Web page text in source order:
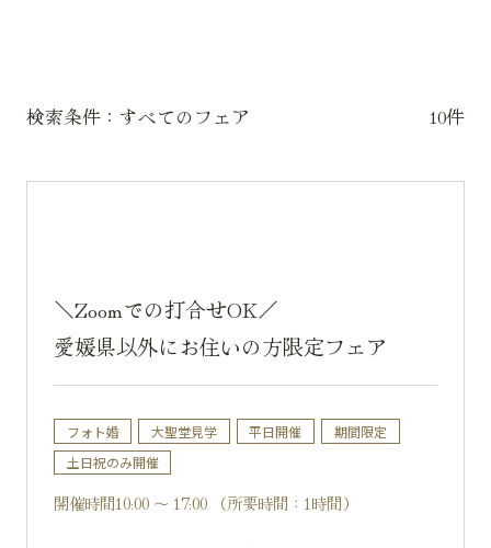
検索条件： すべてのフェア 10件
＼Zoomでの打合せOK／
愛媛県以外にお住いの方限定フェア
フォト婚 大聖堂見学 平日開催
期間限定
土日祝のみ開催
開催時間10:00 ～ 17:00 （所要時間：1時間）